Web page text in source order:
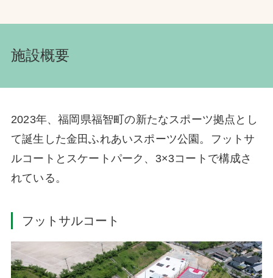
施設概要
2023年、福岡県福智町の新たなスポーツ拠点とし
て誕生した金田ふれあいスポーツ公園。フットサ
ルコートとスケートパーク、3×3コートで構成さ
れている。
フットサルコート